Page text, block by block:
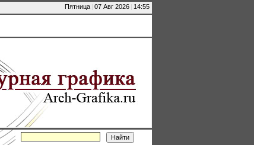
Пятница | 07 Авг 2026 | 14:55